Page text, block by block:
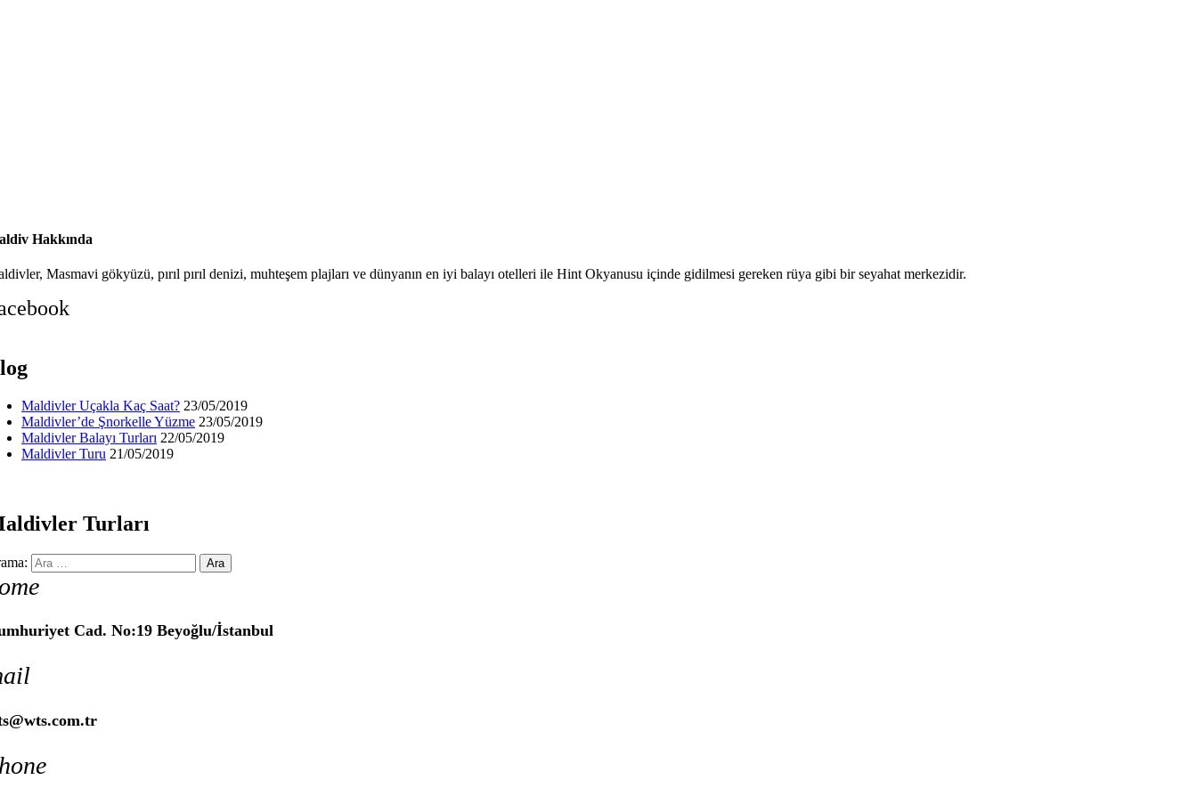
Hakkında
Masmavi gökyüzü, pırıl pırıl denizi, muhteşem plajları ve dünyanın en iyi balayı otelleri ile Hint Okyanusu içinde gidilmesi gereken rüya gibi bir seyahat merkezidir.
Maldivler Uçakla Kaç Saat? 23/05/2019
Maldivler’de Şnorkelle Yüzme 23/05/2019
Maldivler Balayı Turları 22/05/2019
Maldivler Turu 21/05/2019
Turları
Cad. No:19 Beyoğlu/İstanbul